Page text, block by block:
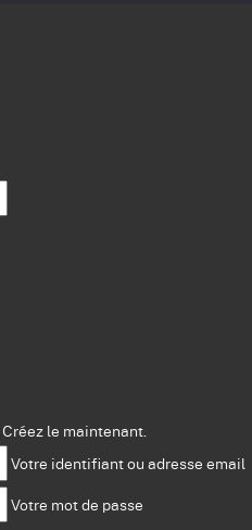
Créez le maintenant.
Votre identifiant ou adresse email
Votre mot de passe